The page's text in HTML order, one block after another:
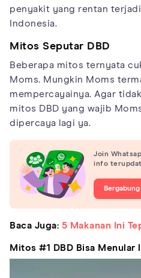
penyakit yang rentan
Indonesia.
Mitos Seputar DBD
Beberapa mitos ternyata
Moms. Mungkin Moms
mempercayainya. Agar
mitos DBD yang wajib
dipercaya lagi ya.
Join
info
Baca Juga: 5 Makanan Ini
Mitos #1 DBD Bisa Menular